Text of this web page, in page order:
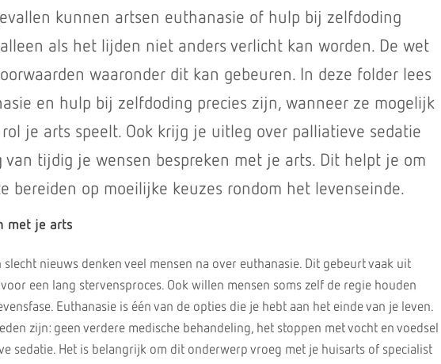
kunnen artsen euthanasie of hulp bij zelfdoding
als het lijden niet anders verlicht kan worden. De wet
waaronder dit kan gebeuren. In deze folder lees
en hulp bij zelfdoding precies zijn, wanneer ze mogelijk
je arts speelt. Ook krijg je uitleg over palliatieve sedatie
van tijdig je wensen bespreken met je arts. Dit helpt je om
bereiden op moeilijke keuzes rondom het levenseinde.
met je arts
slecht nieuws denken veel mensen na over euthanasie. Dit gebeurt vaak uit
een lang stervensproces. Ook willen mensen soms zelf de regie houden
Euthanasie is één van de opties die je hebt aan het einde van je leven.
zijn: geen verdere medische behandeling, het stoppen met vocht en voedsel
sedatie. Het is belangrijk om dit onderwerp vroeg met je huisarts of specialist